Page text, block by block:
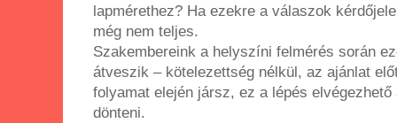
lapmérethez? Ha ezekre a válaszok
még nem teljes.
Szakembereink a helyszíni felmérés során
átveszik – kötelezettség nélkül, az ajánlat
folyamat elején jársz, ez a lépés
dönteni.